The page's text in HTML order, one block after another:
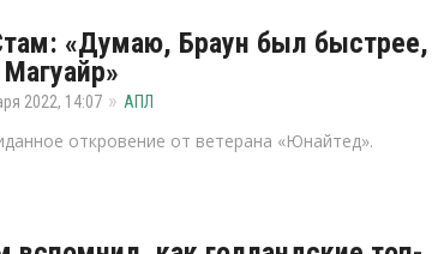
«Думаю, Браун был быстрее,
2022, 14:07 АПЛ
откровение от ветерана «Юнайтед».